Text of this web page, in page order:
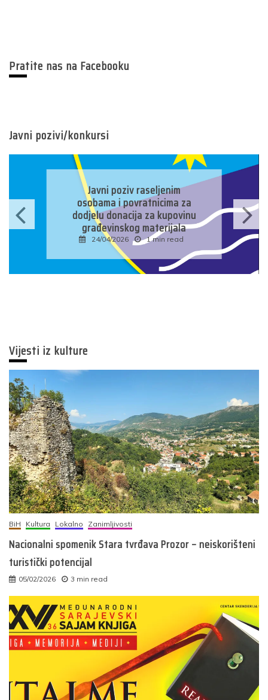
Pratite nas na Facebooku
Javni pozivi/konkursi
Javni konkurs za prijavu
kandidata za imenovanje
predsjednika/zamjenika
predsjednika biračkog odbora
u osnovnim izbornim
jedinicama u Bosni i
Hercegovini
16/04/2026 1 min read
Vijesti iz kulture
BiH Kultura Lokalno Zanimljivosti
Nacionalni spomenik Stara tvrđava Prozor – neiskorišteni
turistički potencijal
05/02/2026 3 min read